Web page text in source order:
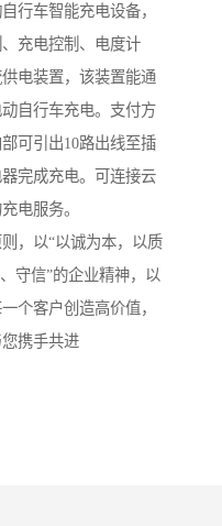
行车智能充电设备，
充电控制、电度计
电装置，该装置能通
自行车充电。支付方
可引出10路出线至插
完成充电。可连接云
电服务。
，以“以诚为本，以质
守信”的企业精神，以
个客户创造高价值，
携手共进